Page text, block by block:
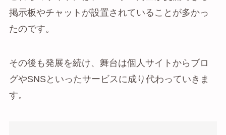
掲示板やチャットが設置されていることが多かっ
たのです。
その後も発展を続け、舞台は個人サイトからブロ
グやSNSといったサービスに成り代わっていきま
す。